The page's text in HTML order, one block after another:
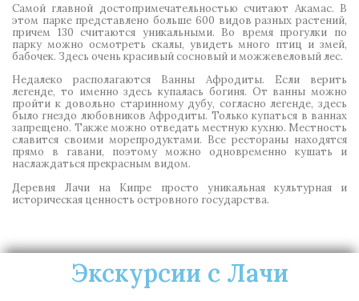
Самой главной достопримечательностью считают Акамас. В
этом парке представлено больше 600 видов разных растений,
причем 130 считаются уникальными. Во время прогулки по
парку можно осмотреть скалы, увидеть много птиц и змей,
бабочек. Здесь очень красивый сосновый и можжевеловый лес.
Недалеко располагаются Ванны Афродиты. Если верить
легенде, то именно здесь купалась богиня. От ванны можно
пройти к довольно старинному дубу, согласно легенде, здесь
было гнездо любовников Афродиты. Только купаться в ваннах
запрещено. Также можно отведать местную кухню. Местность
славится своими морепродуктами. Все рестораны находятся
прямо в гавани, поэтому можно одновременно кушать и
наслаждаться прекрасным видом.
Деревня Лачи на Кипре просто уникальная культурная и
историческая ценность островного государства.
Экскурсии с Лачи